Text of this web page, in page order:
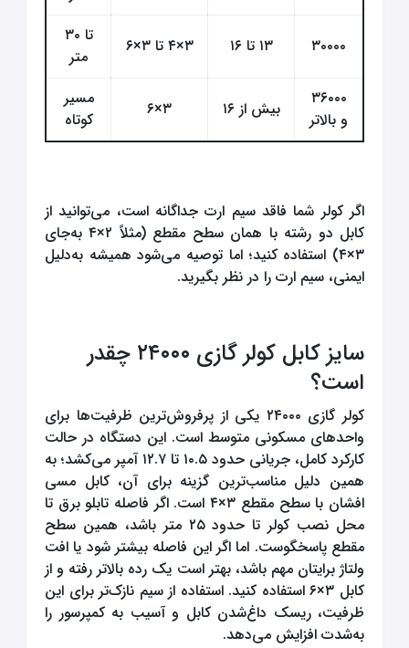
طول مسیر
سایز کابل
توان تقریبی کولر (BT
طول مسیر
تا ۳۰ متر
سایز کابل ۲ رشته ۶×۲
جریان نامی تقریبی (آ بیش از۱۶.۴
طول مسیر
مسیر کوتاه
سایز کابل۲ رشته ۶×۲
توان تقریبی کولر (BT
U)
جریان نامی تقریبی (آ
مپر)
طول مسیر
مسیرهای طولانی یا کولر س
۳۰۰۰۰ ۱۳ تا ۱۶ ۳×۴ تا ۳×۶
تا ۳۰
متر
۳۶۰۰۰
و بالاتر
بیش از ۱۶ ۳×۶
مسیر
کوتاه
اگر کولر شما فاقد سیم ارت جداگانه است، می‌توانید از
کابل دو رشته با همان سطح مقطع (مثلاً ۲×۴ به‌جای
۳×۴) استفاده کنید؛ اما توصیه می‌شود همیشه به‌دلیل
ایمنی، سیم ارت را در نظر بگیرید.
سایز کابل کولر گازی ۲۴۰۰۰ چقدر
است؟
کولر گازی ۲۴۰۰۰ یکی از پرفروش‌ترین ظرفیت‌ها برای
واحدهای مسکونی متوسط است. این دستگاه در حالت
کارکرد کامل، جریانی حدود ۱۰.۵ تا ۱۲.۷ آمپر می‌کشد؛ به
همین دلیل مناسب‌ترین گزینه برای آن، کابل مسی
افشان با سطح مقطع ۳×۴ است. اگر فاصله تابلو برق تا
محل نصب کولر تا حدود ۲۵ متر باشد، همین سطح
مقطع پاسخگوست. اما اگر این فاصله بیشتر شود یا افت
ولتاژ برایتان مهم باشد، بهتر است یک رده بالاتر رفته و از
کابل ۳×۶ استفاده کنید. استفاده از سیم نازک‌تر برای این
ظرفیت، ریسک داغ‌شدن کابل و آسیب به کمپرسور را
به‌شدت افزایش می‌دهد.